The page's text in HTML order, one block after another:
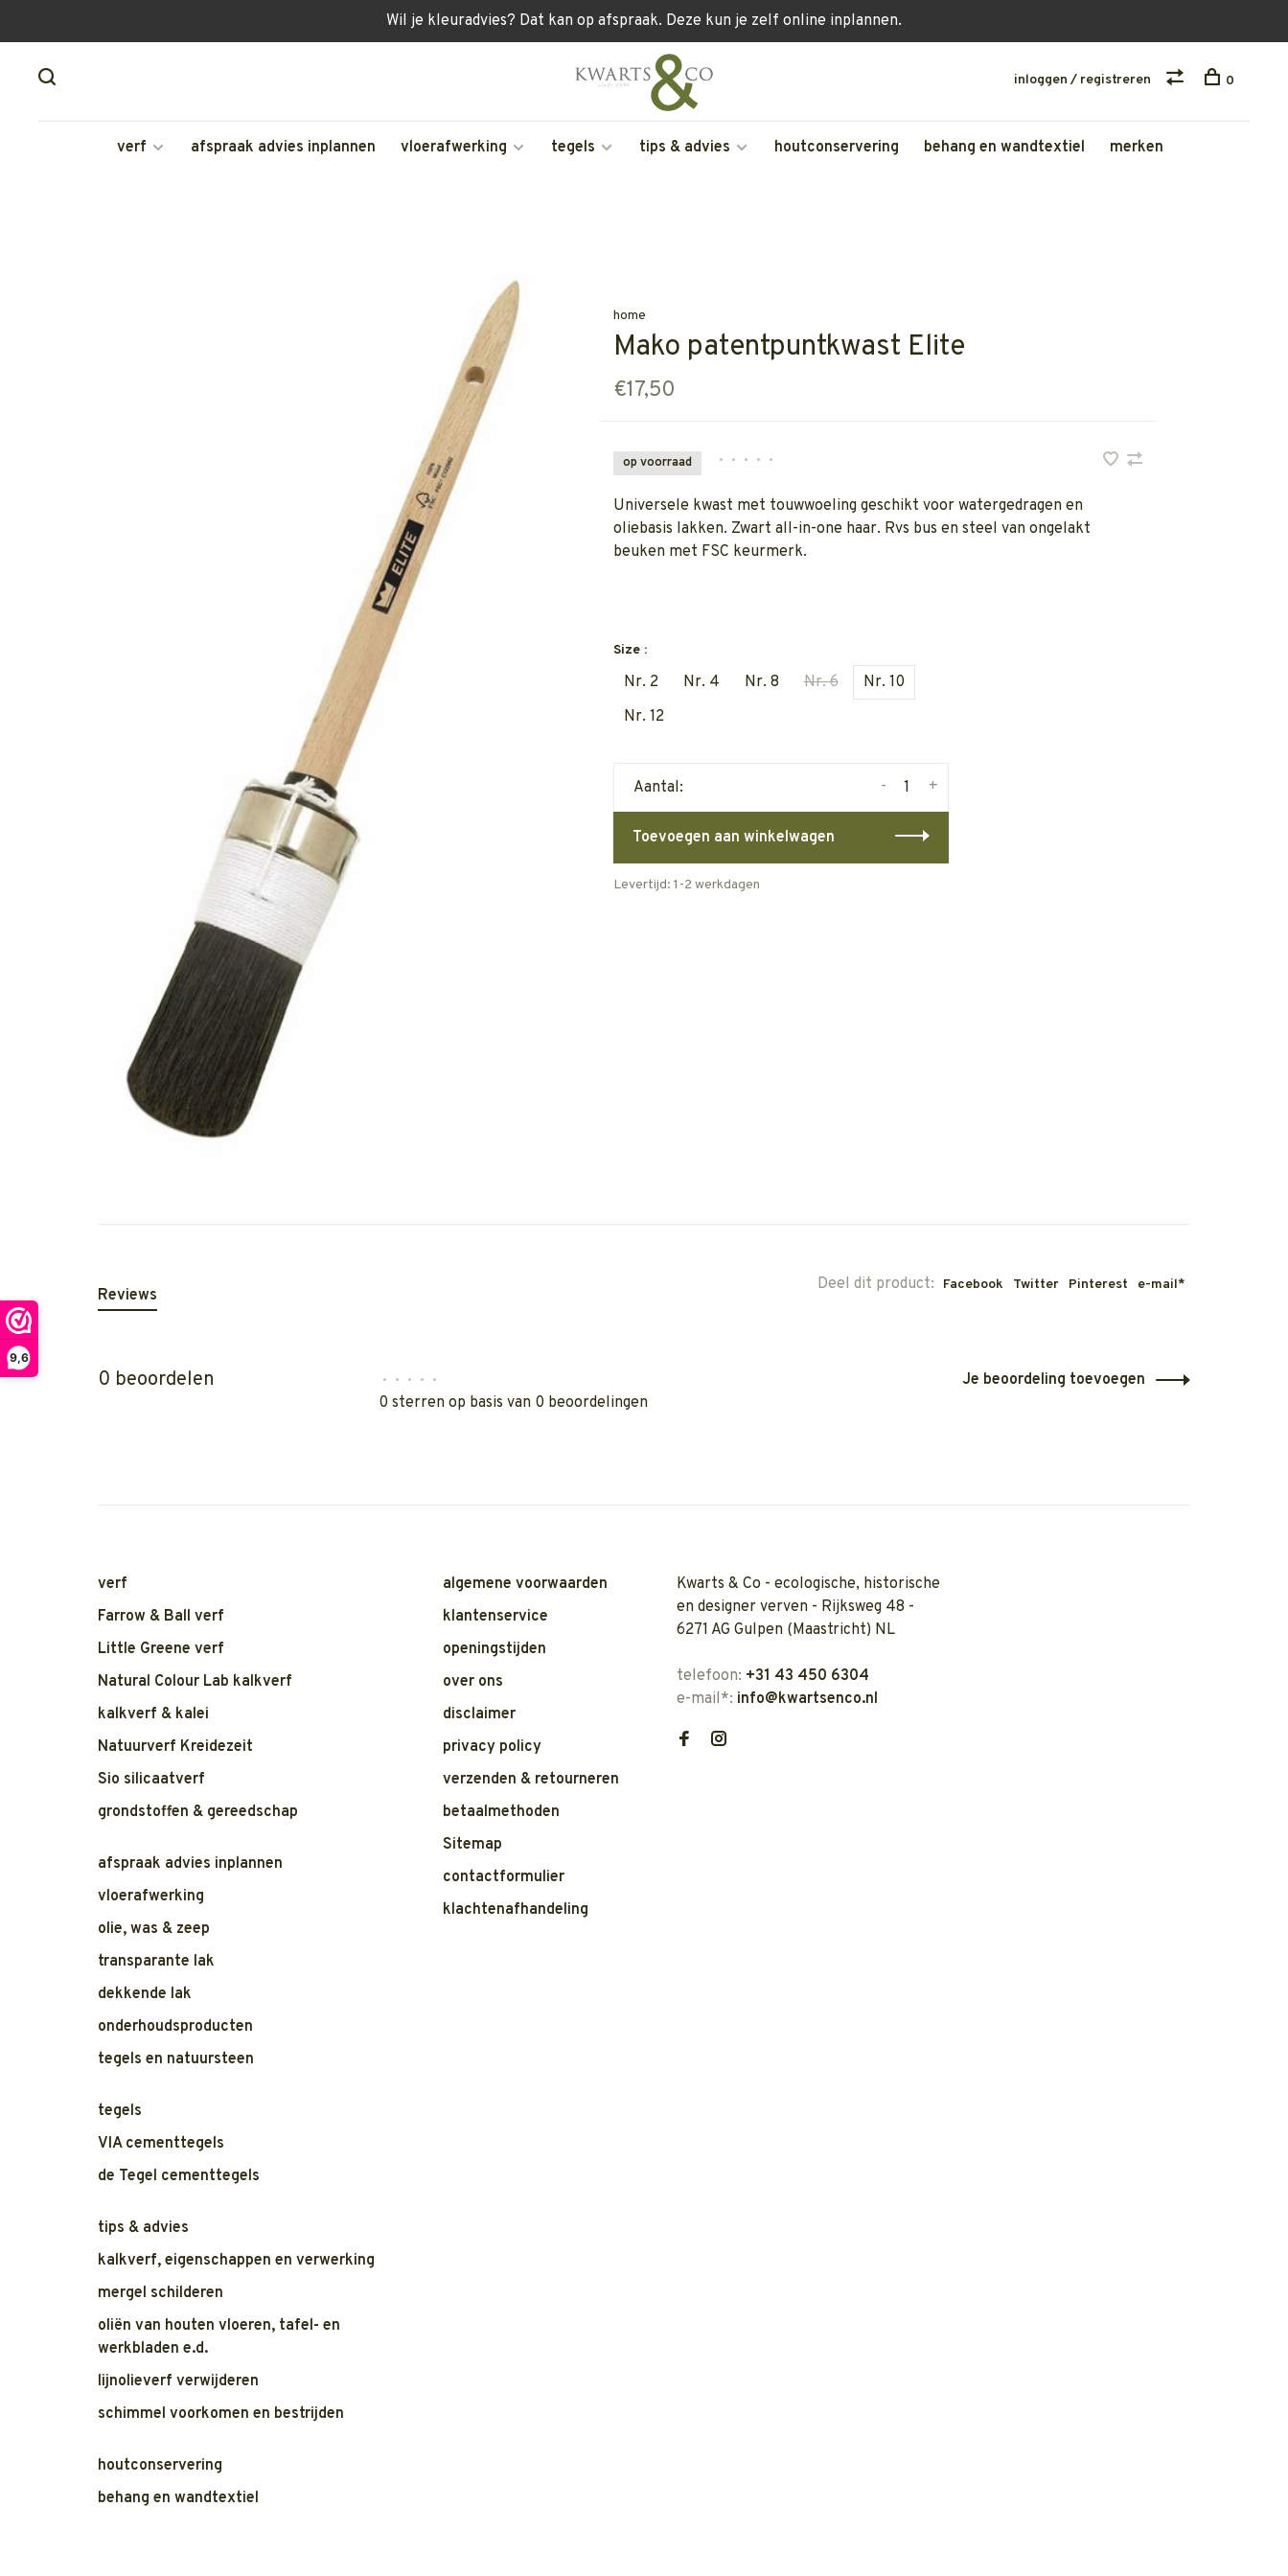
9,6
Wil je kleuradvies? Dat kan op afspraak. Deze kun je zelf online inplannen.
verf afspraak advies inplannen vloerafwerking tegels tips & advies houtconservering behang en wandtextiel merken
inloggen / registreren 0
home
Mako patentpuntkwast Elite
€17,50
op voorraad • • • • •
Universele kwast met touwwoeling geschikt voor watergedragen en
oliebasis lakken. Zwart all-in-one haar. Rvs bus en steel van ongelakt
beuken met FSC keurmerk.
Size :
Nr. 2 Nr. 4 Nr. 8 Nr. 6
Nr. 10
Nr. 12
Aantal: +
-
Toevoegen aan winkelwagen
Levertijd: 1-2 werkdagen
Deel dit product: Facebook Twitter Pinterest e-mail*
Reviews
0 beoordelen • • • • •
0 sterren op basis van 0 beoordelingen
Je beoordeling toevoegen
verf
Farrow & Ball verf
Little Greene verf
Natural Colour Lab kalkverf
kalkverf & kalei
Natuurverf Kreidezeit
Sio silicaatverf
grondstoffen & gereedschap
afspraak advies inplannen
vloerafwerking
olie, was & zeep
transparante lak
dekkende lak
onderhoudsproducten
tegels en natuursteen
tegels
VIA cementtegels
de Tegel cementtegels
tips & advies
kalkverf, eigenschappen en verwerking
mergel schilderen
oliën van houten vloeren, tafel- en
werkbladen e.d.
lijnolieverf verwijderen
schimmel voorkomen en bestrijden
houtconservering
behang en wandtextiel
algemene voorwaarden
klantenservice
openingstijden
over ons
disclaimer
privacy policy
verzenden & retourneren
betaalmethoden
Sitemap
contactformulier
klachtenafhandeling
Kwarts & Co - ecologische, historische
en designer verven - Rijksweg 48 -
6271 AG Gulpen (Maastricht) NL
telefoon: +31 43 450 6304
e-mail*: info@kwartsenco.nl